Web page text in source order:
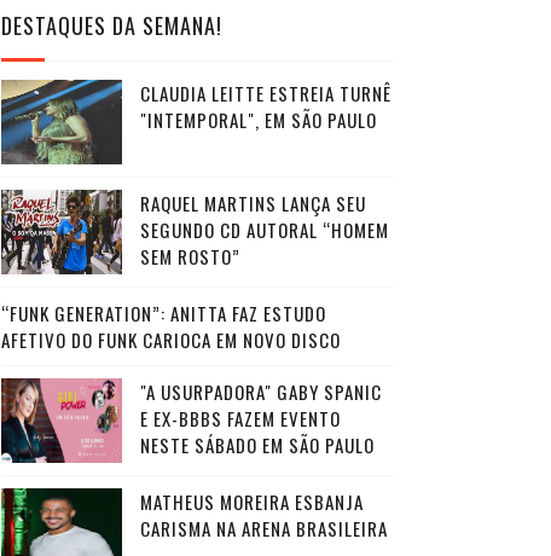
DESTAQUES DA SEMANA!
CLAUDIA LEITTE ESTREIA TURNÊ
"INTEMPORAL", EM SÃO PAULO
RAQUEL MARTINS LANÇA SEU
SEGUNDO CD AUTORAL “HOMEM
SEM ROSTO”
“FUNK GENERATION”: ANITTA FAZ ESTUDO
AFETIVO DO FUNK CARIOCA EM NOVO DISCO
"A USURPADORA" GABY SPANIC
E EX-BBBS FAZEM EVENTO
NESTE SÁBADO EM SÃO PAULO
MATHEUS MOREIRA ESBANJA
CARISMA NA ARENA BRASILEIRA